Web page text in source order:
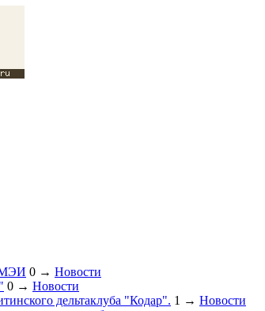
МЭИ 0 → Новости
0 → Новости
дельтаклуба "Кодар". 1 → Новости